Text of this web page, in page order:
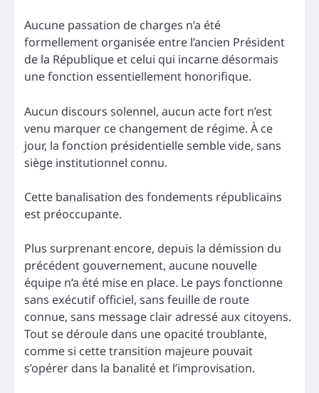
Aucune passation de charges n’a été
formellement organisée entre l’ancien Président
de la République et celui qui incarne désormais
une fonction essentiellement honorifique.
Aucun discours solennel, aucun acte fort n’est
venu marquer ce changement de régime. À ce
jour, la fonction présidentielle semble vide, sans
siège institutionnel connu.
Cette banalisation des fondements républicains
est préoccupante.
Plus surprenant encore, depuis la démission du
précédent gouvernement, aucune nouvelle
équipe n’a été mise en place. Le pays fonctionne
sans exécutif officiel, sans feuille de route
connue, sans message clair adressé aux citoyens.
Tout se déroule dans une opacité troublante,
comme si cette transition majeure pouvait
s’opérer dans la banalité et l’improvisation.